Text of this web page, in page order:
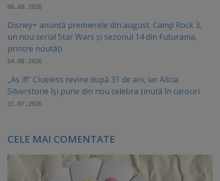
06.08.2026
Disney+ anunță premierele din august. Camp Rock 3,
un nou serial Star Wars și sezonul 14 din Futurama,
printre noutăți
04.08.2026
„As if!” Clueless revine după 31 de ani, iar Alicia
Silverstone își pune din nou celebra ținută în carouri
31.07.2026
CELE MAI COMENTATE